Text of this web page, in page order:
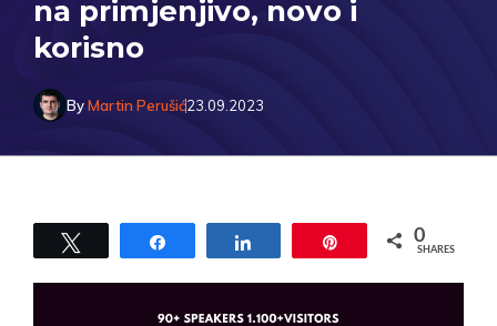
na primjenjivo, novo i
korisno
ByMartin Perušić23.09.2023
0
SHARES